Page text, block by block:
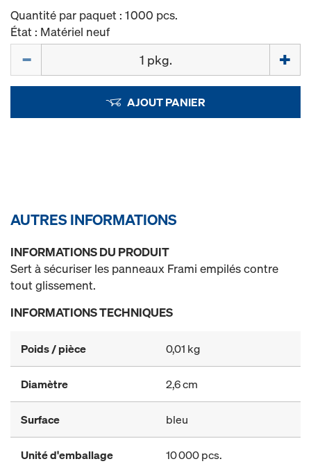
Quantité par paquet : 1 000 pcs.
État : Matériel neuf
AJOUT PANIER
AUTRES INFORMATIONS
INFORMATIONS DU PRODUIT
Sert à sécuriser les panneaux Frami empilés contre
tout glissement.
INFORMATIONS TECHNIQUES
Poids / pièce 0,01 kg
Diamètre 2,6 cm
Surface bleu
Unité d'emballage 10 000 pcs.